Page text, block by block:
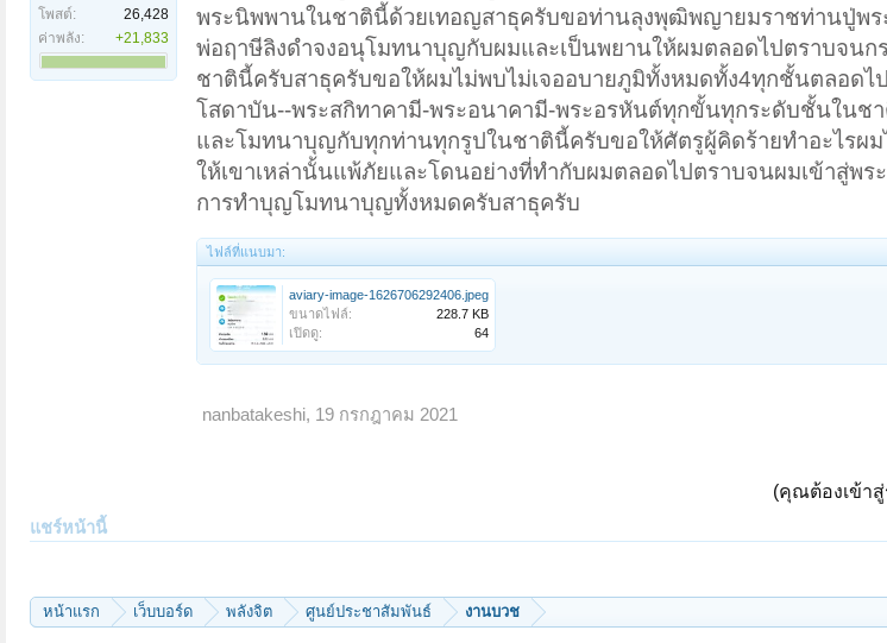
โพสต์:
26,428
ค่าพลัง:
+21,833
พระนิพพานในชาตินี้ด้วยเทอญสาธุครับขอท่านลุงพุฒิพญายมราชท่านปู่พร
พ่อฤาษีลิงดำจงอนุโมทนาบุญกับผมและเป็นพยานให้ผมตลอดไปตราบจนก
ชาตินี้ครับสาธุครับขอให้ผมไม่พบไม่เจออบายภูมิทั้งหมดทั้ง4ทุกชั้นตลอดไ
โสดาบัน--พระสกิทาคามี-พระอนาคามี-พระอรหันต์ทุกขั้นทุกระดับชั้นในช
และโมทนาบุญกับทุกท่านทุกรูปในชาตินี้ครับขอให้ศัตรูผู้คิดร้ายทำอะไรผ
ให้เขาเหล่านั้นแพ้ภัยและโดนอย่างที่ทำกับผมตลอดไปตราบจนผมเข้าสู่พ
การทำบุญโมทนาบุญทั้งหมดครับสาธุครับ
ไฟล์ที่แนบมา:
aviary-image-1626706292406.jpeg
ขนาดไฟล์:
228.7 KB
เปิดดู:
64
nanbatakeshi, 19 กรกฎาคม 2021
(คุณต้องเข้า
แชร์หน้านี้
หน้าแรก เว็บบอร์ด พลังจิต ศูนย์ประชาสัมพันธ์ งานบวช